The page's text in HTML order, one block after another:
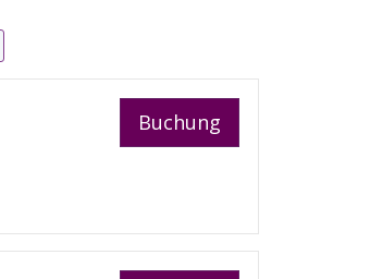
Buchung